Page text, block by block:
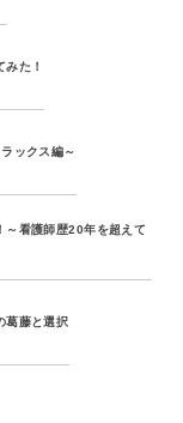
た！
ックス編～
看護師歴20年を超えて
葛藤と選択